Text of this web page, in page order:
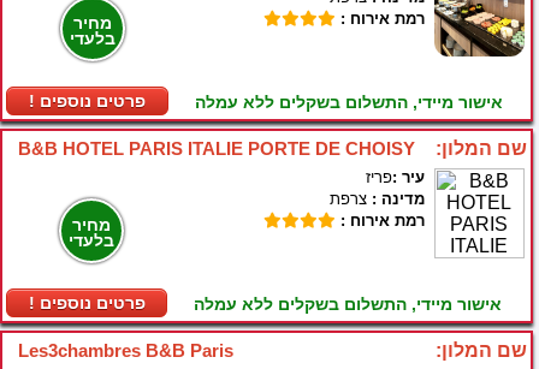
מחיר
בלעדי
! פרטים נוספים
רמת אירוח :
אישור מיידי, התשלום בשקלים ללא עמלה
B&B HOTEL PARIS ITALIE PORTE DE CHOISY שם המלון:
מחיר
בלעדי
! פרטים נוספים
עיר :פריז
מדינה : צרפת
רמת אירוח :
אישור מיידי, התשלום בשקלים ללא עמלה
Les3chambres B&B Paris שם המלון: